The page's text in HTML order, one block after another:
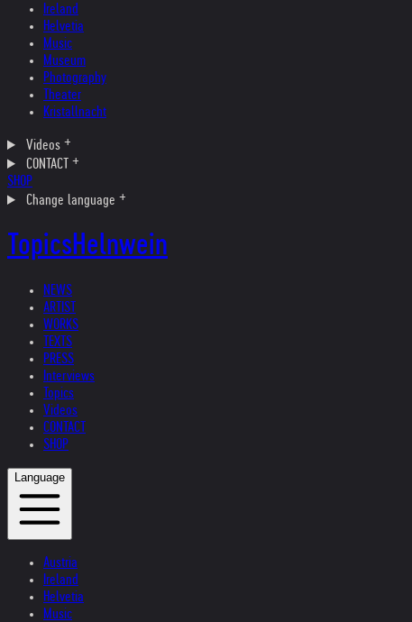
Ireland
Helvetia
Music
Museum
Photography
Theater
Kristallnacht
Videos
CONTACT
SHOP
Change language
TopicsHelnwein
NEWS
ARTIST
WORKS
TEXTS
PRESS
Interviews
Topics
Videos
CONTACT
SHOP
Language
Austria
Ireland
Helvetia
Music